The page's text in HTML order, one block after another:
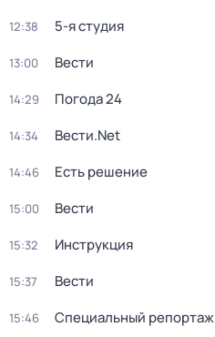
12:38 5-я студия
13:00 Вести
14:29 Погода 24
14:34 Вести.Net
14:46 Есть решение
15:00 Вести
15:32 Инструкция
15:37 Вести
15:46 Специальный репортаж